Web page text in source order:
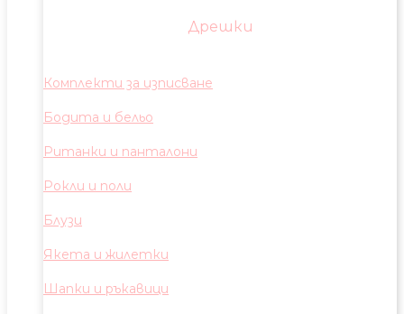
Дрешки
Комплекти за изписване
Бодита и бельо
Ританки и панталони
Рокли и поли
Блузи
Якета и жилетки
Шапки и ръкавици